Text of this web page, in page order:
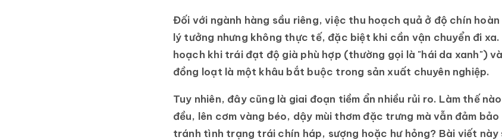
Đối với ngành hàng sầu riêng, việc thu hoạch quả ở độ chín
lý tưởng nhưng không thực tế, đặc biệt khi cần vận chuyển đi
hoạch khi trái đạt độ già phù hợp (thường gọi là "hái da xanh")
đồng loạt là một khâu bắt buộc trong sản xuất chuyên nghiệp.
Tuy nhiên, đây cũng là giai đoạn tiềm ẩn nhiều rủi ro. Làm thế
đều, lên cơm vàng béo, dậy mùi thơm đặc trưng mà vẫn đảm
tránh tình trạng trái chín háp, sượng hoặc hư hỏng? Bài viết này